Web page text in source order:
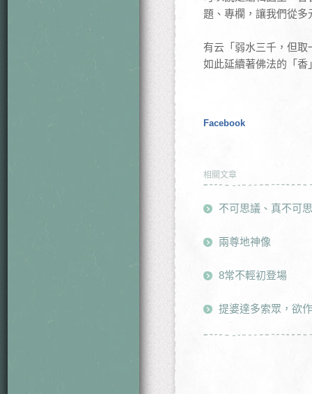
題、專欄，讓我們從
有云「弱水三千，但
如此延續著佛法的「
Facebook
相關文章
不可思議、真不可
兩尊地神像
8常不輕初登場
提婆達多索眾，欲